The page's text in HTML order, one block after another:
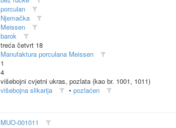
porculan
Njemačka
Meissen
barok
treća četvrt 18
Manufaktura porculana Meissen
1
4
višebojni cvjetni ukras, pozlata (kao br. 1001, 1011)
višebojna slikarija • pozlaćen
MUO-001011